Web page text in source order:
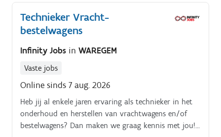
soepel laten verlopen van het logistieke proces en
werkt mee aan het succes van het team Jouw taken:.
Orderpicken van kleine onderdelen aan de picktafel.
Technieker Vracht-
bestelwagens
Infinity Jobs in WAREGEM
Vaste jobs
Online sinds 7 aug. 2026
Heb jij al enkele jaren ervaring als technieker in het
onderhoud en herstellen van vrachtwagens en/of
bestelwagens? Dan maken we graag kennis met jou!.